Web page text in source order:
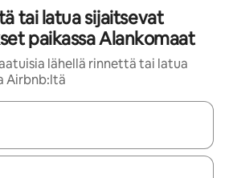
tai latua sijaitsevat
paikassa Alankomaat
lähellä rinnettä tai latua
Airbnb:ltä
navigoi ylös- ja alas-